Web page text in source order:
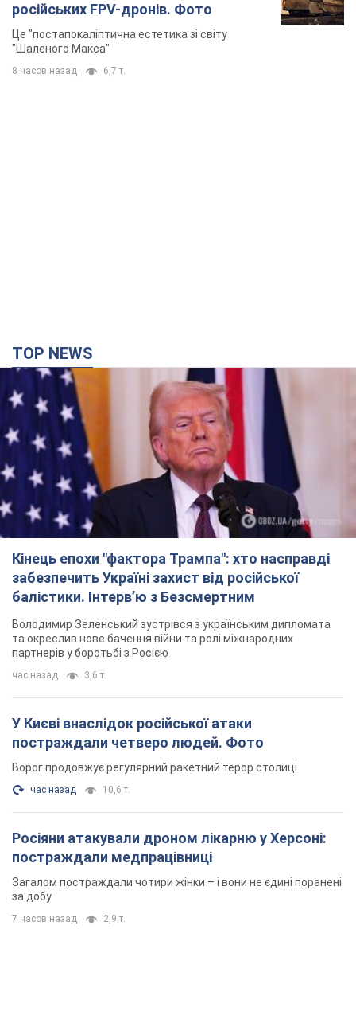
російських FPV-дронів. Фото
Це "постапокаліптична естетика зі світу
"Шаленого Макса"
8 часов назад 6,7 т.
TOP NEWS
Кінець епохи "фактора Трампа": хто насправді
забезпечить Україні захист від російської
балістики. Інтерв’ю з Безсмертним
Володимир Зеленський зустрівся з українським дипломата
та окреслив нове бачення війни та ролі міжнародних
партнерів у боротьбі з Росією
час назад 3,6 т.
У Києві внаслідок російської атаки
постраждали четверо людей. Фото
Ворог продовжує регулярний ракетний терор столиці
час назад 10,6 т.
Росіяни атакували дроном лікарню у Херсоні:
постраждали медпрацівниці
Загалом постраждали чотири жінки – і вони не єдині поранені
за добу
7 часов назад 2,9 т.